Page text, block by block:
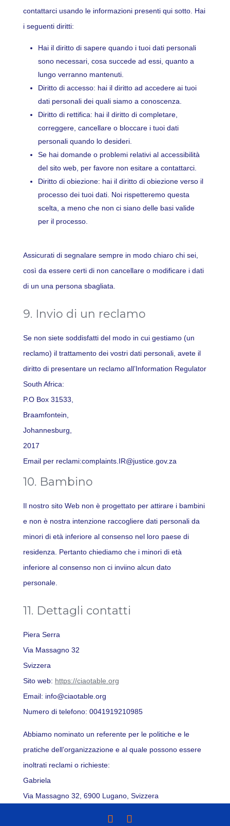
contattarci usando le informazioni presenti qui sotto. Hai
i seguenti diritti:
Hai il diritto di sapere quando i tuoi dati personali
sono necessari, cosa succede ad essi, quanto a
lungo verranno mantenuti.
Diritto di accesso: hai il diritto ad accedere ai tuoi
dati personali dei quali siamo a conoscenza.
Diritto di rettifica: hai il diritto di completare,
correggere, cancellare o bloccare i tuoi dati
personali quando lo desideri.
Se hai domande o problemi relativi al accessibilità
del sito web, per favore non esitare a contattarci.
Diritto di obiezione: hai il diritto di obiezione verso il
processo dei tuoi dati. Noi rispetteremo questa
scelta, a meno che non ci siano delle basi valide
per il processo.
Assicurati di segnalare sempre in modo chiaro chi sei,
così da essere certi di non cancellare o modificare i dati
di un una persona sbagliata.
9. Invio di un reclamo
Se non siete soddisfatti del modo in cui gestiamo (un
reclamo) il trattamento dei vostri dati personali, avete il
diritto di presentare un reclamo all’Information Regulator
South Africa:
P.O Box 31533,
Braamfontein,
Johannesburg,
2017
Email per reclami:complaints.IR@justice.gov.za
10. Bambino
Il nostro sito Web non è progettato per attirare i bambini
e non è nostra intenzione raccogliere dati personali da
minori di età inferiore al consenso nel loro paese di
residenza. Pertanto chiediamo che i minori di età
inferiore al consenso non ci inviino alcun dato
personale.
11. Dettagli contatti
Piera Serra
Via Massagno 32
Svizzera
Sito web: https://ciaotable.org
Email: info@ciaotable.org
Numero di telefono: 0041919210985
Abbiamo nominato un referente per le politiche e le
pratiche dell’organizzazione e al quale possono essere
inoltrati reclami o richieste:
Gabriela
Via Massagno 32, 6900 Lugano, Svizzera